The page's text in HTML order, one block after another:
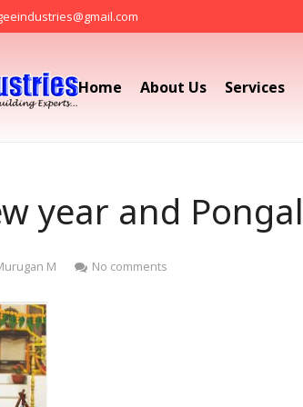
Home About Us Services
year and Pongal
M No comments